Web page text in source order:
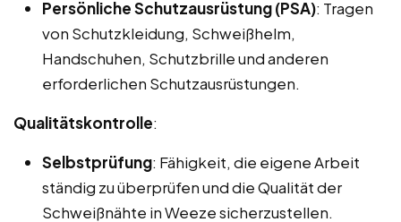
Persönliche Schutzausrüstung (PSA): Tragen
von Schutzkleidung, Schweißhelm,
Handschuhen, Schutzbrille und anderen
erforderlichen Schutzausrüstungen.
Qualitätskontrolle:
Selbstprüfung: Fähigkeit, die eigene Arbeit
ständig zu überprüfen und die Qualität der
Schweißnähte in Weeze sicherzustellen.